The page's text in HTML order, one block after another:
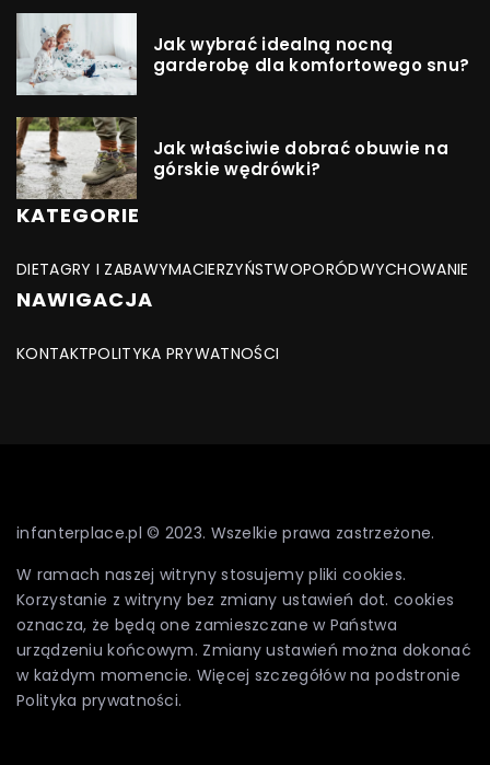
Jak wybrać idealną nocną
garderobę dla komfortowego snu?
Jak właściwie dobrać obuwie na
górskie wędrówki?
KATEGORIE
DIETAGRY I ZABAWYMACIERZYŃSTWOPORÓDWYCHOWANIE
NAWIGACJA
KONTAKTPOLITYKA PRYWATNOŚCI
infanterplace.pl © 2023. Wszelkie prawa zastrzeżone.
W ramach naszej witryny stosujemy pliki cookies.
Korzystanie z witryny bez zmiany ustawień dot. cookies
oznacza, że będą one zamieszczane w Państwa
urządzeniu końcowym. Zmiany ustawień można dokonać
w każdym momencie. Więcej szczegółów na podstronie
Polityka prywatności.